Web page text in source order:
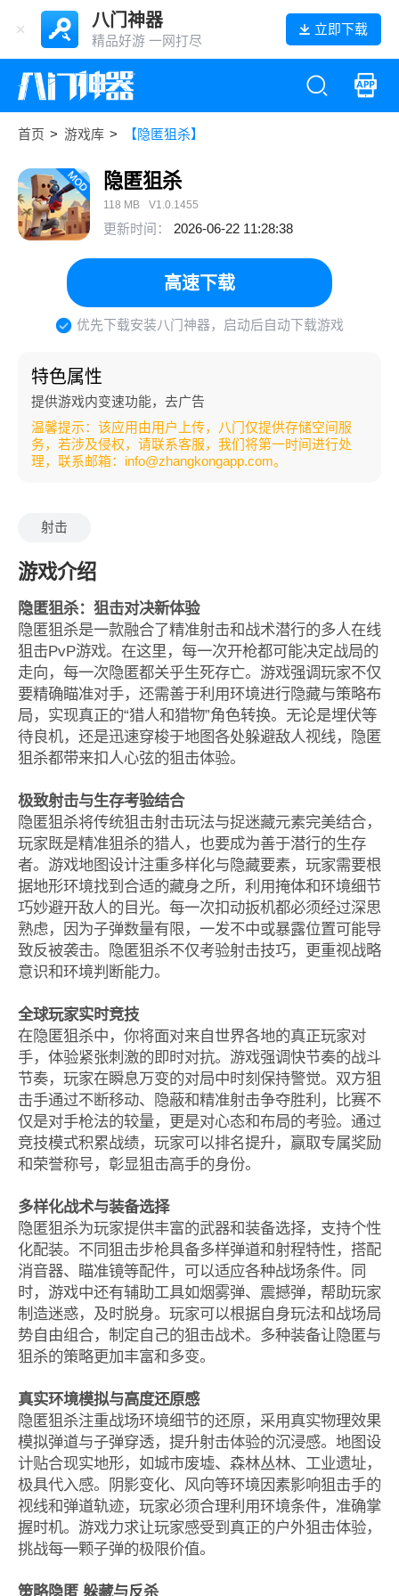
八门神器
精品好游 一网打尽
立即下载
首页 > 游戏库 > 【隐匿狙杀】
隐匿狙杀
118 MB V1.0.1455
更新时间： 2026-06-22 11:28:38
高速下载
优先下载安装八门神器，启动后自动下载游戏
特色属性
提供游戏内变速功能，去广告
温馨提示：该应用由用户上传，八门仅提供存储空间服
务，若涉及侵权，请联系客服，我们将第一时间进行处
理，联系邮箱：info@zhangkongapp.com。
射击
游戏介绍
隐匿狙杀：狙击对决新体验
隐匿狙杀是一款融合了精准射击和战术潜行的多人在线
狙击PvP游戏。在这里，每一次开枪都可能决定战局的
走向，每一次隐匿都关乎生死存亡。游戏强调玩家不仅
要精确瞄准对手，还需善于利用环境进行隐藏与策略布
局，实现真正的“猎人和猎物”角色转换。无论是埋伏等
待良机，还是迅速穿梭于地图各处躲避敌人视线，隐匿
狙杀都带来扣人心弦的狙击体验。
极致射击与生存考验结合
隐匿狙杀将传统狙击射击玩法与捉迷藏元素完美结合，
玩家既是精准狙杀的猎人，也要成为善于潜行的生存
者。游戏地图设计注重多样化与隐藏要素，玩家需要根
据地形环境找到合适的藏身之所，利用掩体和环境细节
巧妙避开敌人的目光。每一次扣动扳机都必须经过深思
熟虑，因为子弹数量有限，一发不中或暴露位置可能导
致反被袭击。隐匿狙杀不仅考验射击技巧，更重视战略
意识和环境判断能力。
全球玩家实时竞技
在隐匿狙杀中，你将面对来自世界各地的真正玩家对
手，体验紧张刺激的即时对抗。游戏强调快节奏的战斗
节奏，玩家在瞬息万变的对局中时刻保持警觉。双方狙
击手通过不断移动、隐蔽和精准射击争夺胜利，比赛不
仅是对手枪法的较量，更是对心态和布局的考验。通过
竞技模式积累战绩，玩家可以排名提升，赢取专属奖励
和荣誉称号，彰显狙击高手的身份。
多样化战术与装备选择
隐匿狙杀为玩家提供丰富的武器和装备选择，支持个性
化配装。不同狙击步枪具备多样弹道和射程特性，搭配
消音器、瞄准镜等配件，可以适应各种战场条件。同
时，游戏中还有辅助工具如烟雾弹、震撼弹，帮助玩家
制造迷惑，及时脱身。玩家可以根据自身玩法和战场局
势自由组合，制定自己的狙击战术。多种装备让隐匿与
狙杀的策略更加丰富和多变。
真实环境模拟与高度还原感
隐匿狙杀注重战场环境细节的还原，采用真实物理效果
模拟弹道与子弹穿透，提升射击体验的沉浸感。地图设
计贴合现实地形，如城市废墟、森林丛林、工业遗址，
极具代入感。阴影变化、风向等环境因素影响狙击手的
视线和弹道轨迹，玩家必须合理利用环境条件，准确掌
握时机。游戏力求让玩家感受到真正的户外狙击体验，
挑战每一颗子弹的极限价值。
策略隐匿 躲藏与反杀